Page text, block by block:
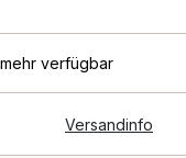
verfügbar
Versandinfo